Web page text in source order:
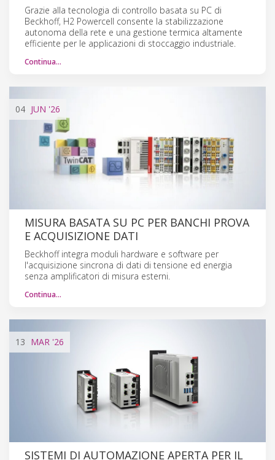
Grazie alla tecnologia di controllo basata su PC di
Beckhoff, H2 Powercell consente la stabilizzazione
autonoma della rete e una gestione termica altamente
efficiente per le applicazioni di stoccaggio industriale.
Continua…
04 JUN '26
MISURA BASATA SU PC PER BANCHI PROVA
E ACQUISIZIONE DATI
Beckhoff integra moduli hardware e software per
l'acquisizione sincrona di dati di tensione ed energia
senza amplificatori di misura esterni.
Continua…
13 MAR '26
SISTEMI DI AUTOMAZIONE APERTA PER IL